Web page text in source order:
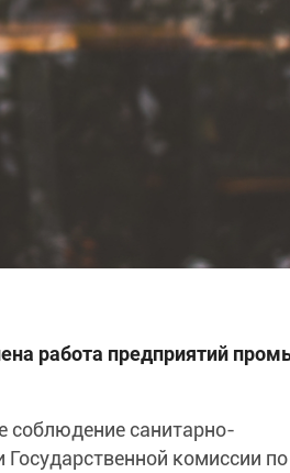
работа предприятий
соблюдение санитарно-
комиссии